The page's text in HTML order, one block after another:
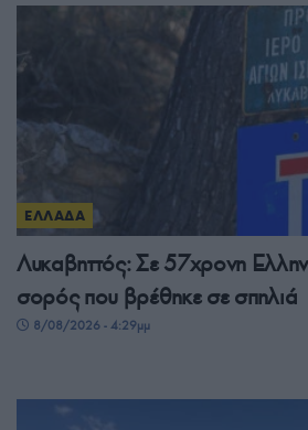
ΕΛΛΑΔΑ
Λυκαβηττός: Σε 57χρονη
σορός που βρέθηκε σε σπηλιά
8/08/2026 - 4:29μμ